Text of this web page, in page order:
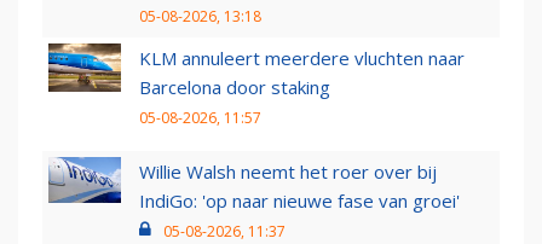
05-08-2026, 13:18
KLM annuleert meerdere vluchten naar
Barcelona door staking
05-08-2026, 11:57
Willie Walsh neemt het roer over bij
IndiGo: 'op naar nieuwe fase van groei'
05-08-2026, 11:37